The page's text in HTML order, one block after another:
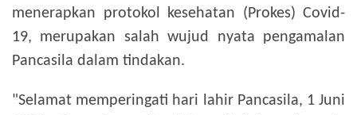
menerapkan protokol kesehatan (Prokes) Covid-
19, merupakan salah wujud nyata pengamalan
Pancasila dalam tindakan.
"Selamat memperingati hari lahir Pancasila, 1 Juni